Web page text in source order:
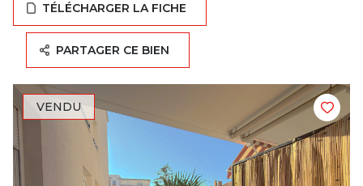
TÉLÉCHARGER LA FICHE
PARTAGER CE BIEN
VENDU